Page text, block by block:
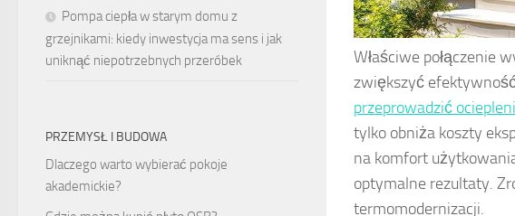
Właściwe połączenie
zwiększyć
przeprowadzić
tylko obniża koszty
na komfort
optymalne rezultaty.
termomodernizacji.
Pompa ciepła w starym domu z
grzejnikami: kiedy inwestycja ma sens i jak
uniknąć niepotrzebnych przeróbek
PRZEMYSŁ I BUDOWA
Dlaczego warto wybierać pokoje
akademickie?